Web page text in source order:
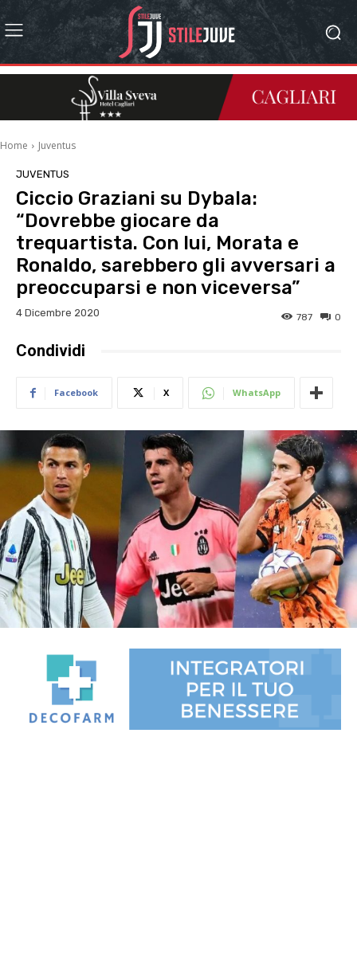
Home Juventus
JUVENTUS
Ciccio Graziani su Dybala:
“Dovrebbe giocare da
trequartista. Con lui, Morata e
Ronaldo, sarebbero gli avversari a
preoccuparsi e non viceversa”
4 Dicembre 2020 0
787
Condividi
Facebook X WhatsApp